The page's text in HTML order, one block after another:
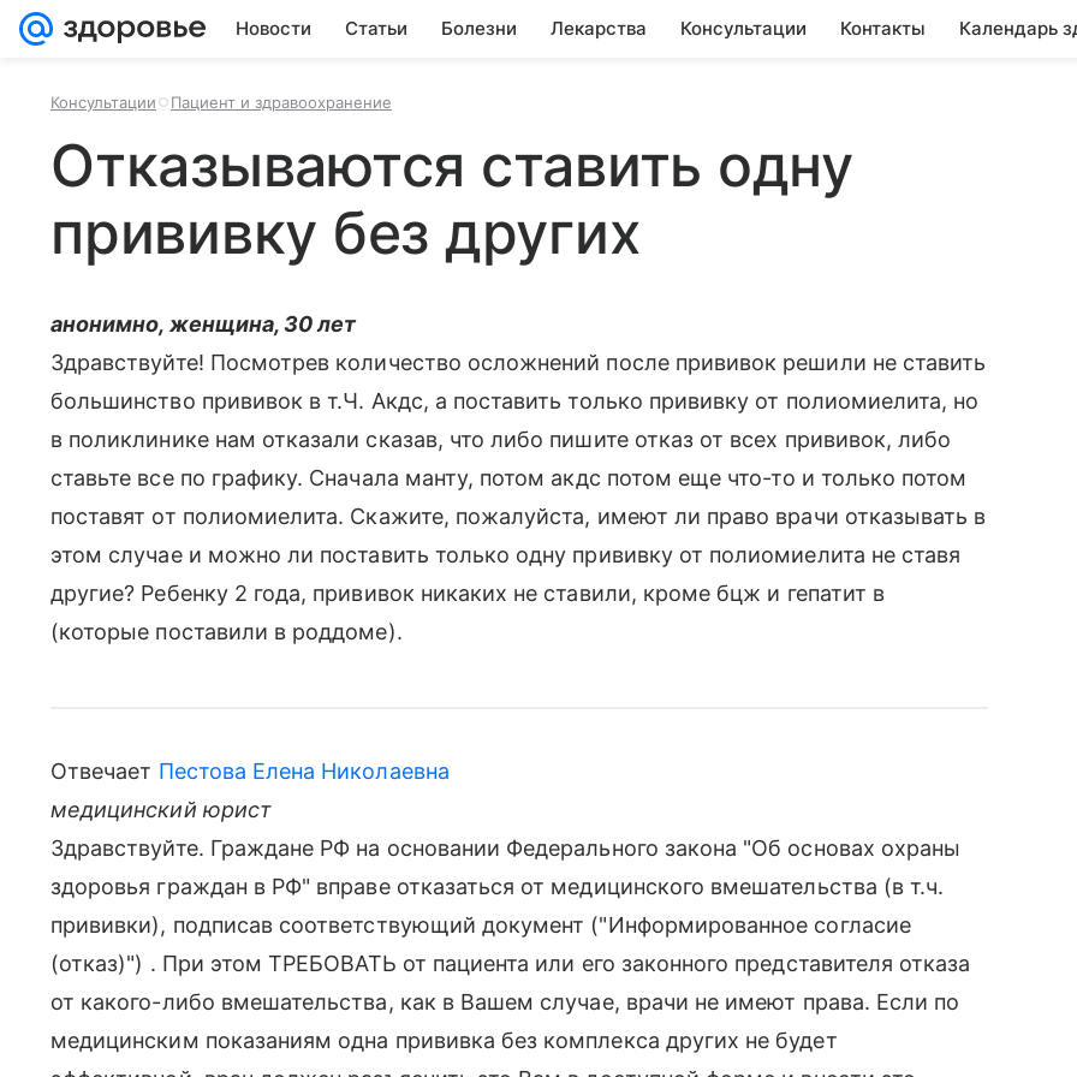
Новости Статьи Болезни Лекарства Консультации Контакты Календарь
Консультации Пациент и здравоохранение
Отказываются ставить одну
прививку без других
анонимно, женщина, 30 лет
Здравствуйте! Посмотрев количество осложнений после прививок решили не ставить
большинство прививок в т.Ч. Акдс, а поставить только прививку от полиомиелита, но
в поликлинике нам отказали сказав, что либо пишите отказ от всех прививок, либо
ставьте все по графику. Сначала манту, потом акдс потом еще что-то и только потом
поставят от полиомиелита. Скажите, пожалуйста, имеют ли право врачи отказывать в
этом случае и можно ли поставить только одну прививку от полиомиелита не ставя
другие? Ребенку 2 года, прививок никаких не ставили, кроме бцж и гепатит в
(которые поставили в роддоме).
Отвечает Пестова Елена Николаевна
медицинский юрист
Здравствуйте. Граждане РФ на основании Федерального закона "Об основах охраны
здоровья граждан в РФ" вправе отказаться от медицинского вмешательства (в т.ч.
прививки), подписав соответствующий документ ("Информированное согласие
(отказ)") . При этом ТРЕБОВАТЬ от пациента или его законного представителя отказа
от какого-либо вмешательства, как в Вашем случае, врачи не имеют права. Если по
медицинским показаниям одна прививка без комплекса других не будет